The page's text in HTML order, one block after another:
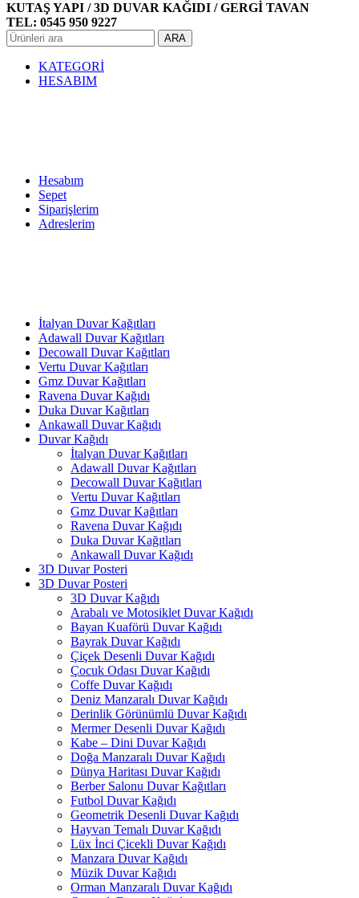
KUTAŞ YAPI / 3D DUVAR KAĞIDI / GERGİ TAVAN
TEL: 0545 950 9227
ARA
KATEGORİ
HESABIM
Hesabım
Sepet
Siparişlerim
Adreslerim
İtalyan Duvar Kağıtları
Adawall Duvar Kağıtları
Decowall Duvar Kağıtları
Vertu Duvar Kağıtları
Gmz Duvar Kağıtları
Ravena Duvar Kağıdı
Duka Duvar Kağıtları
Ankawall Duvar Kağıdı
Duvar Kağıdı
İtalyan Duvar Kağıtları
Adawall Duvar Kağıtları
Decowall Duvar Kağıtları
Vertu Duvar Kağıtları
Gmz Duvar Kağıtları
Ravena Duvar Kağıdı
Duka Duvar Kağıtları
Ankawall Duvar Kağıdı
3D Duvar Posteri
3D Duvar Posteri
3D Duvar Kağıdı
Arabalı ve Motosiklet Duvar Kağıdı
Bayan Kuaförü Duvar Kağıdı
Bayrak Duvar Kağıdı
Çiçek Desenli Duvar Kağıdı
Çocuk Odası Duvar Kağıdı
Coffe Duvar Kağıdı
Deniz Manzaralı Duvar Kağıdı
Derinlik Görünümlü Duvar Kağıdı
Mermer Desenli Duvar Kağıdı
Kabe – Dini Duvar Kağıdı
Doğa Manzaralı Duvar Kağıdı
Dünya Haritası Duvar Kağıdı
Berber Salonu Duvar Kağıtları
Futbol Duvar Kağıdı
Geometrik Desenli Duvar Kağıdı
Hayvan Temalı Duvar Kağıdı
Lüx İnci Çicekli Duvar Kağıdı
Manzara Duvar Kağıdı
Müzik Duvar Kağıdı
Orman Manzaralı Duvar Kağıdı